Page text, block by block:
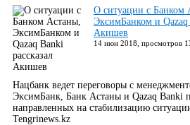
О ситуации с Банком
ЭксимБанком и Qazaq
Акишев
14 июн 2018, просмотров
Нацбанк ведет переговоры с
ЭксимБанк, Банк Астаны и Qazaq Banki
направленных на стабилизацию
Tengrinews.kz